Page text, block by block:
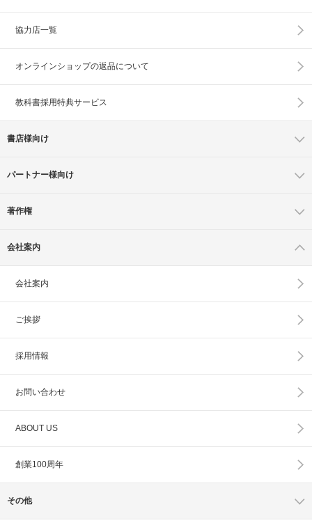
協力店一覧
オンラインショップの返品について
教科書採用特典サービス
書店様向け
パートナー様向け
著作権
会社案内
会社案内
ご挨拶
採用情報
お問い合わせ
ABOUT US
創業100周年
その他